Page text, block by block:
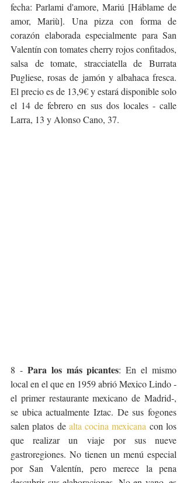
fecha: Parlami d'amore, Mariú [Háblame de
amor, Mariù]. Una pizza con forma de
corazón elaborada especialmente para San
Valentín con tomates cherry rojos confitados,
salsa de tomate, stracciatella de Burrata
Pugliese, rosas de jamón y albahaca fresca.
El precio es de 13,9€ y estará disponible solo
el 14 de febrero en sus dos locales - calle
Larra, 13 y Alonso Cano, 37.
8 - Para los más picantes: En el mismo
local en el que en 1959 abrió Mexico Lindo -
el primer restaurante mexicano de Madrid-,
se ubica actualmente Iztac. De sus fogones
salen platos de alta cocina mexicana con los
que realizar un viaje por sus nueve
gastroregiones. No tienen un menú especial
por San Valentín, pero merece la pena